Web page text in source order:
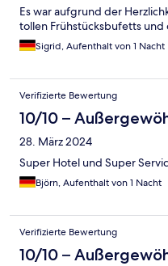
Es war aufgrund der
tollen Frühstücksbufetts
Sigrid, Aufenthalt von 1 Nacht
Verifizierte Bewertung
10/10 –
28. März 2024
Super Hotel und Super
Björn, Aufenthalt von 1 Nacht
Verifizierte Bewertung
10/10 –